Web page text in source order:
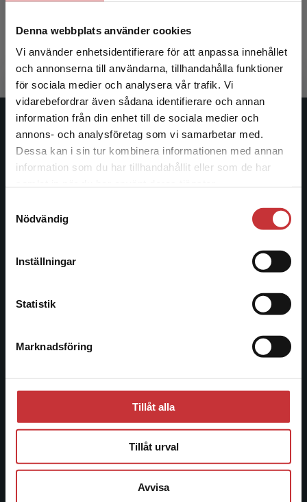
Denna webbplats använder cookies
Vi använder enhetsidentifierare för att anpassa innehållet
och annonserna till användarna, tillhandahålla funktioner
för sociala medier och analysera vår trafik. Vi
vidarebefordrar även sådana identifierare och annan
information från din enhet till de sociala medier och
annons- och analysföretag som vi samarbetar med.
Dessa kan i sin tur kombinera informationen med annan
information som du har tillhandahållit eller som de har
Nödvändig
Inställningar
Statistik
Marknadsföring
Tillåt alla
Tillåt urval
Avvisa
Begränsad fraktregion
Det verkar som att du besöker
studentlitteratur.se via en enhet utanför Sverige.
Vi erbjuder inte leveranser utanför Sverige. För
att kunna slutföra ett köp måste
288 krinkl. moms
Exkl. moms: 272 kr
Exkl.
Studentlitteratur
Studentlitteratur grundades 1963 och är idag Sveriges
informationstjänster i utbudet, finns Studentlitteratur med
Kontakta oss
Kontakta oss
Postadress:
221 00 Lund
Besöksadress:
Åkergränden 1